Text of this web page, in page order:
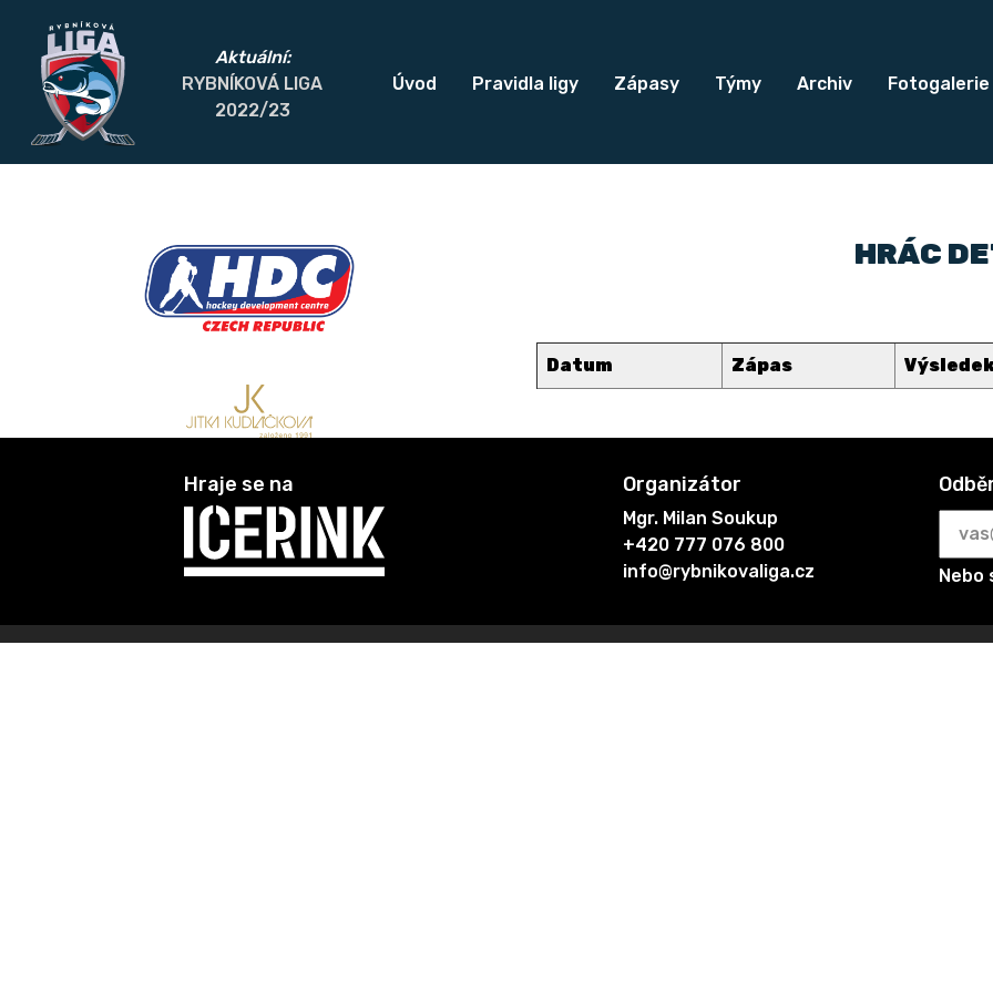
Aktuální:
RYBNÍKOVÁ LIGA
2022/23
Úvod Pravidla ligy Zápasy Týmy Archiv Fotogalerie
HRÁC
Datum Zápas
Hraje se na Organizátor
Mgr. Milan Soukup
+420 777 076 800
info@rybnikovaliga.cz
Nebo